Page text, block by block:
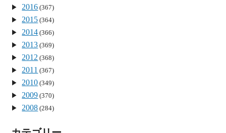
2016 (367)
2015 (364)
2014 (366)
2013 (369)
2012 (368)
2011 (367)
2010 (349)
2009 (370)
2008 (284)